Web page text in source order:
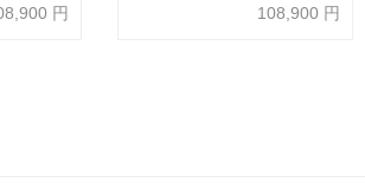
円 108,900 円